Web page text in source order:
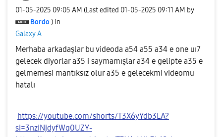
‎01-05-2025 09:05 AM (Last edited ‎01-05-2025 09:11 AM by
Bordo ) in
Galaxy A
Merhaba arkadaşlar bu videoda a54 a55 a34 e one uı7
gelecek diyorlar a35 i saymamışlar a34 e gelipte a35 e
gelmemesi mantıksız olur a35 e gelecekmi videomu
hatalı
https://youtube.com/shorts/T3X6yYdb3LA?
si=3nziNjdyfWq0UZY-